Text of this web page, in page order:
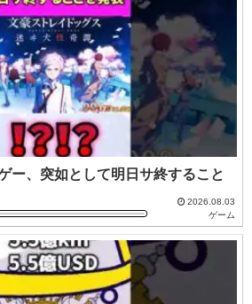
ー、突如として明日サ終すること
2026.08.03
ゲーム